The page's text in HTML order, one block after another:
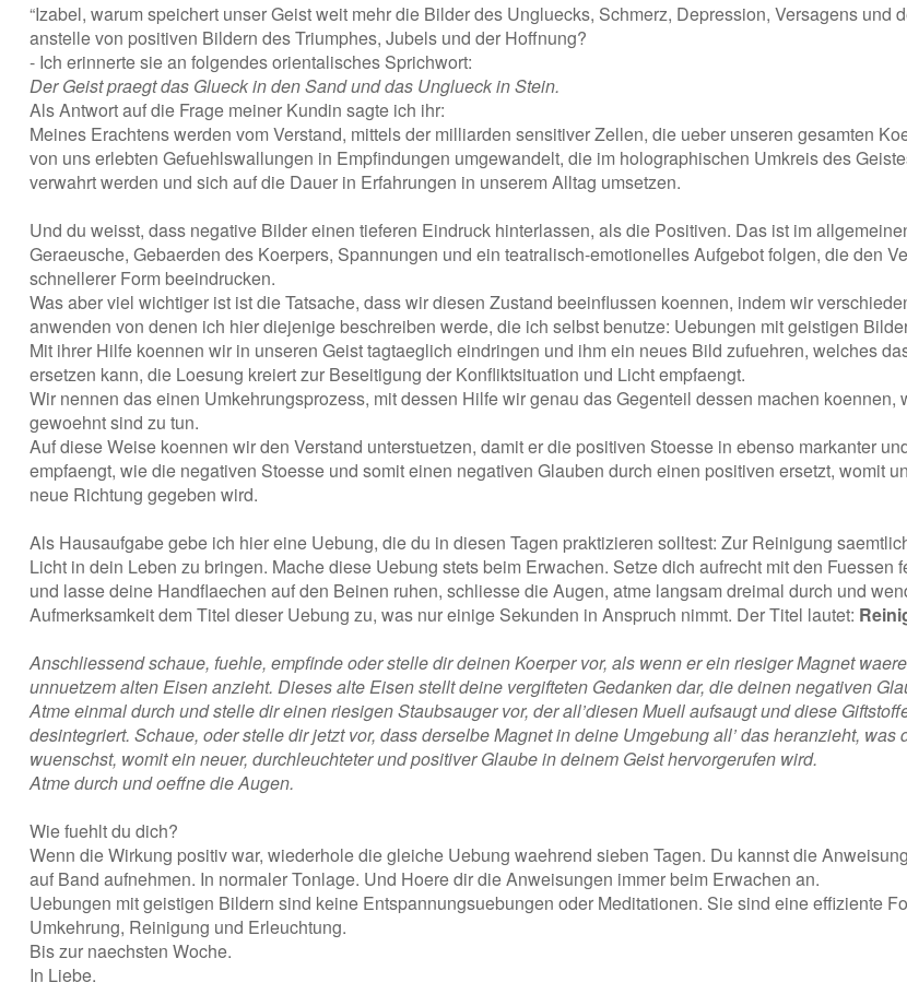
“Izabel, warum speichert unser Geist weit mehr die Bilder des Ungluecks, Schmerz, Depression, Versagens und
anstelle von positiven Bildern des Triumphes, Jubels und der Hoffnung?
- Ich erinnerte sie an folgendes orientalisches Sprichwort:
Der Geist praegt das Glueck in den Sand und das Unglueck in Stein.
Als Antwort auf die Frage meiner Kundin sagte ich ihr:
Meines Erachtens werden vom Verstand, mittels der milliarden sensitiver Zellen, die ueber unseren gesamten
von uns erlebten Gefuehlswallungen in Empfindungen umgewandelt, die im holographischen Umkreis des
verwahrt werden und sich auf die Dauer in Erfahrungen in unserem Alltag umsetzen.
Und du weisst, dass negative Bilder einen tieferen Eindruck hinterlassen, als die Positiven. Das ist im
Geraeusche, Gebaerden des Koerpers, Spannungen und ein teatralisch-emotionelles Aufgebot folgen, die den
schnellerer Form beeindrucken.
Was aber viel wichtiger ist ist die Tatsache, dass wir diesen Zustand beeinflussen koennen, indem wir
anwenden von denen ich hier diejenige beschreiben werde, die ich selbst benutze: Uebungen mit geistigen
Mit ihrer Hilfe koennen wir in unseren Geist tagtaeglich eindringen und ihm ein neues Bild zufuehren, welches
ersetzen kann, die Loesung kreiert zur Beseitigung der Konfliktsituation und Licht empfaengt.
Wir nennen das einen Umkehrungsprozess, mit dessen Hilfe wir genau das Gegenteil dessen machen koennen,
gewoehnt sind zu tun.
Auf diese Weise koennen wir den Verstand unterstuetzen, damit er die positiven Stoesse in ebenso markanter
empfaengt, wie die negativen Stoesse und somit einen negativen Glauben durch einen positiven ersetzt, womit
neue Richtung gegeben wird.
Als Hausaufgabe gebe ich hier eine Uebung, die du in diesen Tagen praktizieren solltest: Zur Reinigung
Licht in dein Leben zu bringen. Mache diese Uebung stets beim Erwachen. Setze dich aufrecht mit den Fuessen
und lasse deine Handflaechen auf den Beinen ruhen, schliesse die Augen, atme langsam dreimal durch und
Aufmerksamkeit dem Titel dieser Uebung zu, was nur einige Sekunden in Anspruch nimmt. Der Titel lautet:
Anschliessend schaue, fuehle, empfinde oder stelle dir deinen Koerper vor, als wenn er ein riesiger Magnet
unnuetzem alten Eisen anzieht. Dieses alte Eisen stellt deine vergifteten Gedanken dar, die deinen negativen
Atme einmal durch und stelle dir einen riesigen Staubsauger vor, der all’diesen Muell aufsaugt und diese
desintegriert. Schaue, oder stelle dir jetzt vor, dass derselbe Magnet in deine Umgebung all’ das heranzieht, was
wuenschst, womit ein neuer, durchleuchteter und positiver Glaube in deinem Geist hervorgerufen wird.
Atme durch und oeffne die Augen.
Wie fuehlt du dich?
Wenn die Wirkung positiv war, wiederhole die gleiche Uebung waehrend sieben Tagen. Du kannst die
auf Band aufnehmen. In normaler Tonlage. Und Hoere dir die Anweisungen immer beim Erwachen an.
Uebungen mit geistigen Bildern sind keine Entspannungsuebungen oder Meditationen. Sie sind eine effiziente
Umkehrung, Reinigung und Erleuchtung.
Bis zur naechsten Woche.
In Liebe.